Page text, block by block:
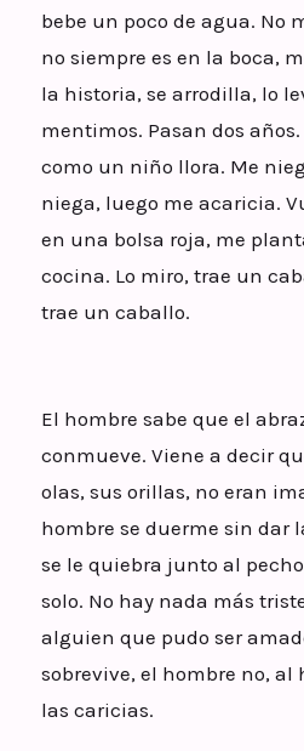
bebe un poco de agua. No
no siempre es en la boca,
la historia, se arrodilla, lo
mentimos. Pasan dos
como un niño llora. Me
niega, luego me acaricia.
en una bolsa roja, me
cocina. Lo miro, trae un
trae un caballo.
El hombre sabe que el
conmueve. Viene a decir
olas, sus orillas, no eran
hombre se duerme sin dar
se le quiebra junto al
solo. No hay nada más
alguien que pudo ser
sobrevive, el hombre no, al
las caricias.